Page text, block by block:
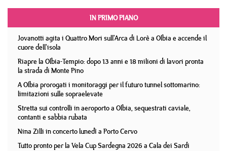
IN PRIMO PIANO
Jovanotti agita i Quattro Mori sull'Arca di Lorè a Olbia e accende il
cuore dell'isola
Riapre la Olbia-Tempio: dopo 13 anni e 18 milioni di lavori pronta
la strada di Monte Pino
A Olbia prorogati i monitoraggi per il futuro tunnel sottomarino:
limitazioni sulle sopraelevate
Stretta sui controlli in aeroporto a Olbia, sequestrati caviale,
contanti e sabbia rubata
Nina Zilli in concerto lunedì a Porto Cervo
Tutto pronto per la Vela Cup Sardegna 2026 a Cala dei Sardi